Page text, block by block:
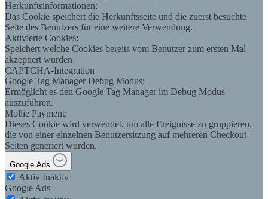
Herkunftsinformationen:
Das Cookie speichert die Herkunftsseite und die zuerst besuchte
Seite des Benutzers für eine weitere Verwendung.
Aktivierte Cookies:
Speichert welche Cookies bereits vom Benutzer zum ersten Mal
akzeptiert wurden.
CAPTCHA-Integration
Google Tag Manager Debug Modus:
Ermöglicht es den Google Tag Manager im Debug Modus
auszuführen.
Mollie Payment:
Dieses Cookie wird verwendet, um alle Ereignisse zu gruppieren,
die von einer einzelnen Benutzersitzung auf mehreren Checkout-
Seiten generiert wurden.
Google Ads
Aktiv Inaktiv
Google Ads